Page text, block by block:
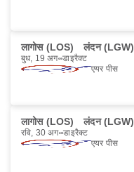
लागोस (LOS) लंदन (LGW)
बुध, 19 अग॰ डाइरैक्ट
एयर पीस
लागोस (LOS) लंदन (LGW)
रवि, 30 अग॰ डाइरैक्ट
एयर पीस